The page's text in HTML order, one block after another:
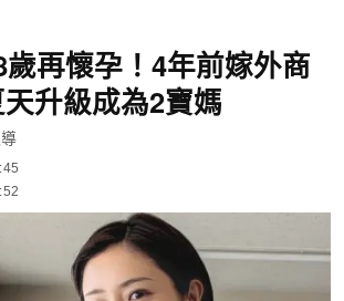
再懷孕！4年前嫁外商
升級成為2寶媽